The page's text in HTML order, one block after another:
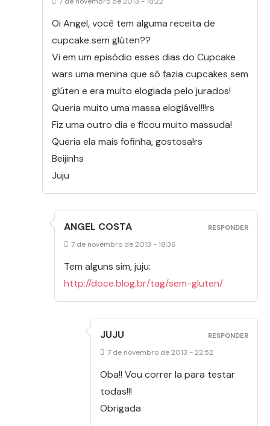
Oi Angel, você tem alguma receita de
cupcake sem glúten??
Vi em um episódio esses dias do Cupcake
wars uma menina que só fazia cupcakes sem
glúten e era muito elogiada pelo jurados!
Queria muito uma massa elogiável!!!rs
Fiz uma outro dia e ficou muito massuda!
Queria ela mais fofinha, gostosa!rs
Beijinhs
Juju
ANGEL COSTA
7 de novembro de 2013 - 18:36
Tem alguns sim, juju:
http://doce.blog.br/tag/sem-gluten/
RESPONDER
JUJU
7 de novembro de 2013 - 22:52
Oba!! Vou correr la para testar
todas!!!
Obrigada
RESPONDER